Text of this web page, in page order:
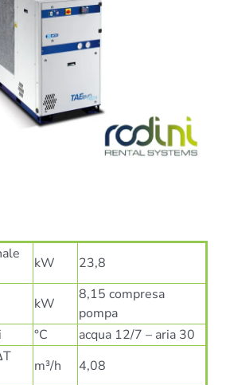
kW 23,8
kW
8,15 compresa
pompa
°C
acqua 12/7 – aria 30
m³/h
4,08